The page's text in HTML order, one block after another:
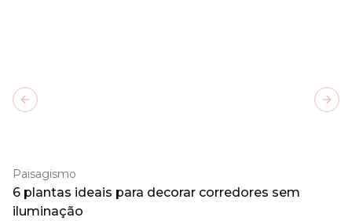
Paisagismo
6 plantas ideais para decorar corredores sem
iluminação
Previous slide